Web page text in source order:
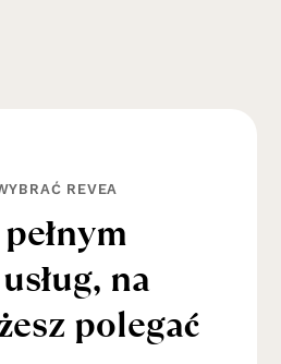
REVEA
pełnym
usług, na
esz polegać